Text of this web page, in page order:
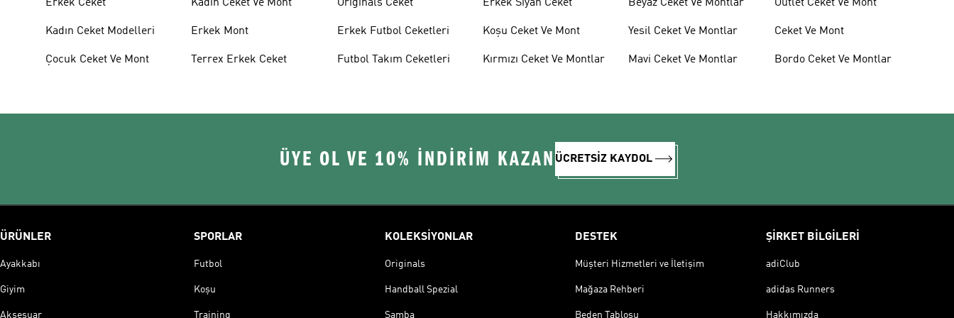
Erkek Ceket
Kadın Ceket Modelleri
Çocuk Ceket Ve Mont
Kadin Ceket Ve Mont
Erkek Mont
Terrex Erkek Ceket
Originals Ceket
Erkek Futbol Ceketleri
Futbol Takım Ceketleri
Erkek Siyah Ceket
Koşu Ceket Ve Mont
Kırmızı Ceket Ve Montlar
Beyaz Ceket Ve Montlar
Yesil Ceket Ve Montlar
Mavi Ceket Ve Montlar
Outlet Ceket Ve Mont
Ceket Ve Mont
Bordo Ceket Ve Montlar
ÜYE OL VE 10% İNDİRİM KAZAN ÜCRETSİZ KAYDOL
ÜRÜNLER
Ayakkabı
Giyim
Aksesuar
SPORLAR
Futbol
Koşu
Training
KOLEKSİYONLAR
Originals
Handball Spezial
Samba
DESTEK
Müşteri Hizmetleri ve İletişim
Mağaza Rehberi
Beden Tablosu
ŞİRKET BİLGİLERİ
adiClub
adidas Runners
Hakkımızda